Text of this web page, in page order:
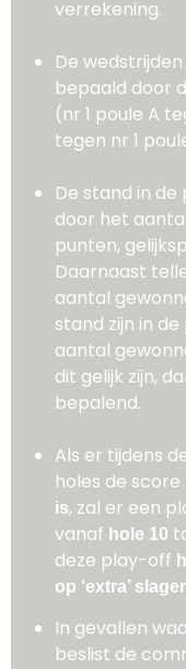
verrekening.
De
bepaald door
(nr 1 poule A
tegen nr 1
De stand in
door het
punten,
Daarnaast
aantal
stand zijn in
aantal
dit gelijk zijn,
bepalend.
Als er tijdens
holes de
is, zal er een
vanaf hole 10
deze play-off
op ‘extra’
In gevallen
beslist de